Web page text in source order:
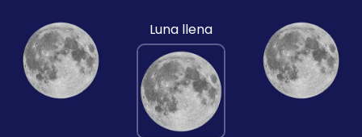
Luna llena